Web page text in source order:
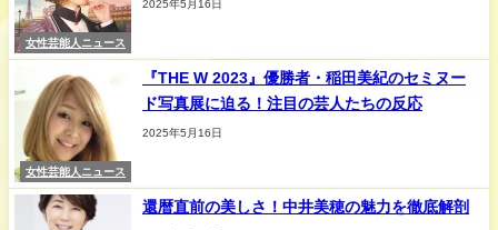
女性芸能人ニュース
2025年5月16日
女性芸能人ニュース
『THE W 2023』優勝者・稲田美紀のセミヌー
ド写真展に迫る！注目の芸人たちの反応
2025年5月16日
還暦直前の美しさ！中井美穂の魅力を徹底解剖